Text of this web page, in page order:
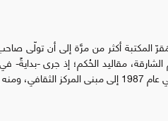
مَقرّ المكتبة أكثر من مرَّة إلى أن تولّى
في عام 1998.